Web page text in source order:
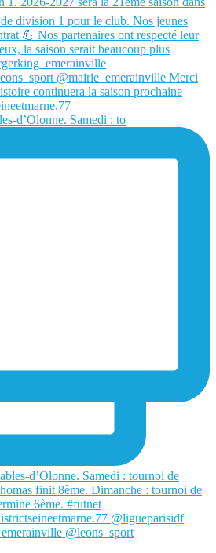
d’Olonne. Samedi : to